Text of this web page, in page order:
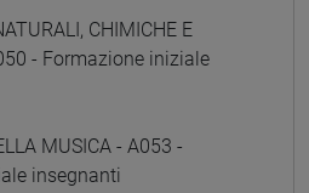
CHIMICHE E
- Formazione iniziale
MUSICA - A053 -
insegnanti